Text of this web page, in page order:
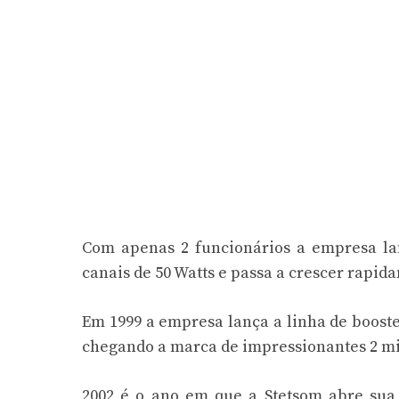
Com apenas 2 funcionários a empresa
canais de 50 Watts e passa a crescer
Em 1999 a empresa lança a linha de
chegando a marca de impressionantes 2